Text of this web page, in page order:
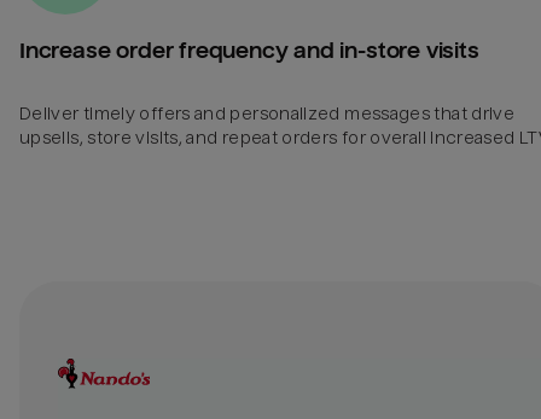
Increase order frequency and in-store visits
Deliver timely offers and personalized messages that drive
upsells, store visits, and repeat orders for overall increased